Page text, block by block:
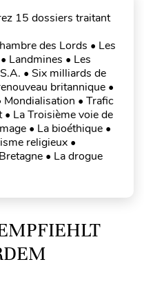
15 dossiers traitant
des Lords • Les
Landmines • Les
• Six milliards de
britannique •
• Trafic
La Troisième voie de
• La bioéthique •
religieux •
• La drogue